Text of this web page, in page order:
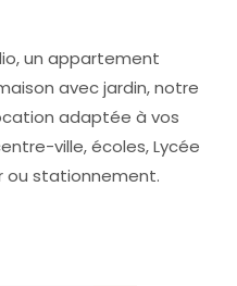
un appartement
avec jardin, notre
adaptée à vos
ville, écoles, Lycée
ou stationnement.